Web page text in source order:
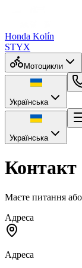
Honda Kolín
STYX
Мотоцикли
Українська
Українська
Контакт
Маєте питання
Адреса
Адреса